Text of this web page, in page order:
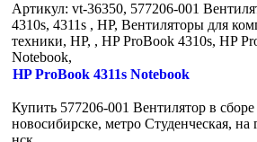
Артикул: vt-36350, 577206-001
4310s, 4311s , HP, Вентиляторы для
техники, HP, , HP ProBook 4310s, HP
Notebook,
HP ProBook 4311s Notebook
Купить 577206-001 Вентилятор в сборе
новосибирске, метро Студенческая, на